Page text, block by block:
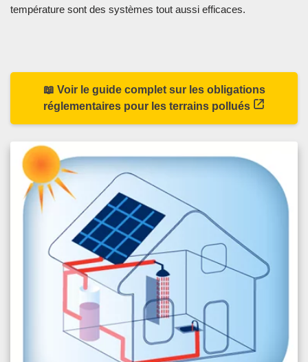
température sont des systèmes tout aussi efficaces.
📖 Voir le guide complet sur les obligations
réglementaires pour les terrains pollués